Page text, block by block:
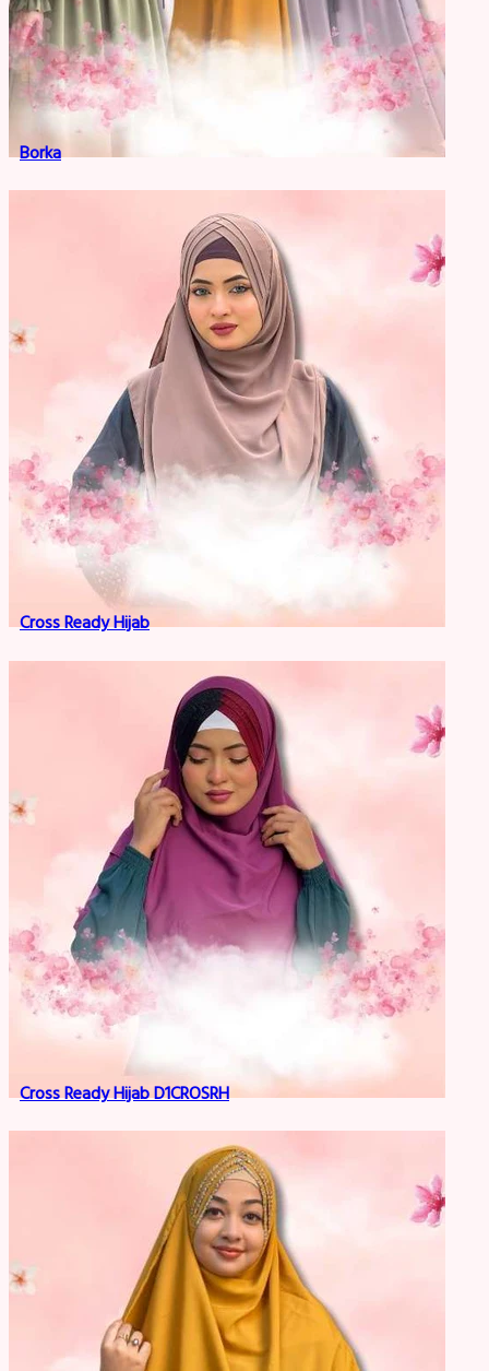
Borka
Cross Ready Hijab
Cross Ready Hijab D1CROSRH